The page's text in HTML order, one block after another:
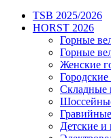
TSB 2025/2026
HORST 2026
Горные
Горные
Женские
Складные
Детские и